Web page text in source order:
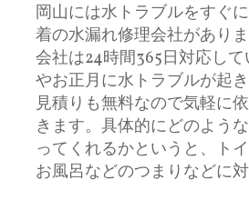
岡山には水トラブルをすぐ
着の水漏れ修理会社がありま
会社は24時間365日対応し
やお正月に水トラブルが起き
見積りも無料なので気軽に
きます。具体的にどのよう
ってくれるかというと、トイ
お風呂などのつまりなどに対